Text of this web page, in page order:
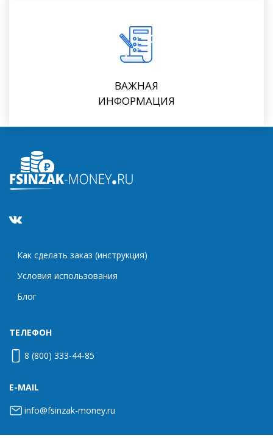
ВАЖНАЯ
ИНФОРМАЦИЯ
Как сделать заказ (инструкция)
Условия использования
Блог
ТЕЛЕФОН
8 (800) 333-44-85
E-MAIL
info@fsinzak-money.ru